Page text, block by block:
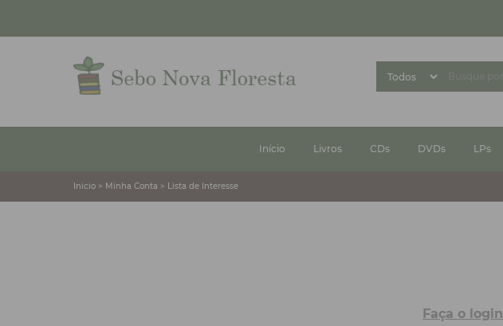
Início Livros CDs DVDs LPs
Inicio > Minha Conta > Lista de Interesse
Faça o login